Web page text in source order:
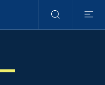
Ricerca
Menu